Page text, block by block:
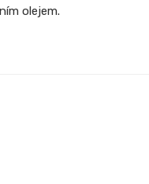
olejem.